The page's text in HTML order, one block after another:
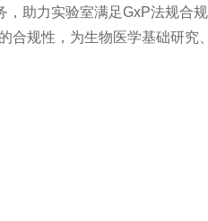
助力实验室满足GxP法规合规
合规性，为生物医学基础研究